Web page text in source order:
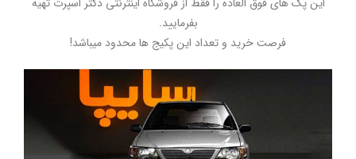
بفرمایید.
فرصت خرید و تعداد این پکیج ها محدود میباشد!